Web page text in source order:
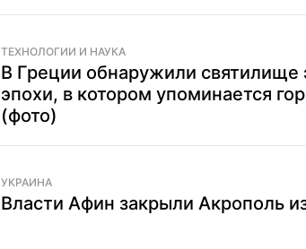
ТЕХНОЛОГИИ И НАУКА
В Греции обнаружили святилище
эпохи, в котором упоминается
(фото)
УКРАИНА
Власти Афин закрыли Акрополь